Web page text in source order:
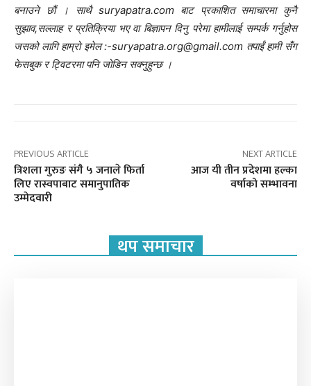
बनाउने छौं । साथै suryapatra.com बाट प्रकाशित समाचारमा कुनै
सुझाव,सल्लाह र प्रतिक्रिया भए वा बिज्ञापन दिनु परेमा हामीलाई सम्पर्क गर्नुहोस
जसको लागि हाम्रो इमेल :-suryapatra.org@gmail.com तपाईं हामी सँग
फेसबुक र ट्विटरमा पनि जोडिन सक्नुहुन्छ ।
PREVIOUS ARTICLE
त्रिशला गुरुङ संगै ५ जनाले फिर्ता
लिए रास्वपाबाट समानुपातिक
उम्मेदवारी
NEXT ARTICLE
आज यी तीन प्रदेशमा हल्का
वर्षाको सम्भावना
थप समाचार